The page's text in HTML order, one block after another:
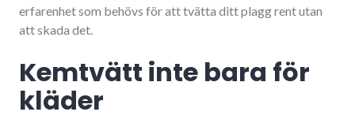
erfarenhet som behövs för att tvätta ditt plagg rent utan
att skada det.
Kemtvätt inte bara för
kläder